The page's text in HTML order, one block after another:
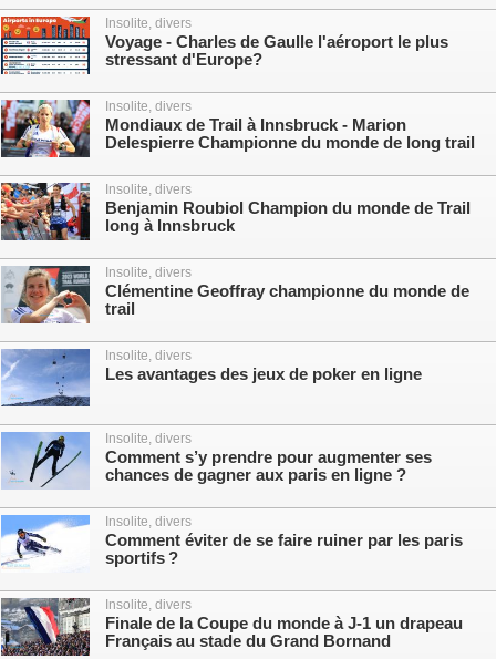
Insolite, divers
Voyage - Charles de Gaulle l'aéroport le plus
stressant d'Europe?
Insolite, divers
Mondiaux de Trail à Innsbruck - Marion
Delespierre Championne du monde de long trail
Insolite, divers
Benjamin Roubiol Champion du monde de Trail
long à Innsbruck
Insolite, divers
Clémentine Geoffray championne du monde de
trail
Insolite, divers
Les avantages des jeux de poker en ligne
Insolite, divers
Comment s’y prendre pour augmenter ses
chances de gagner aux paris en ligne ?
Insolite, divers
Comment éviter de se faire ruiner par les paris
sportifs ?
Insolite, divers
Finale de la Coupe du monde à J-1 un drapeau
Français au stade du Grand Bornand